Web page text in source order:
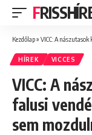
Kezdőlap» VICC: A
HÍREK VICCES
VICC: A
falusi
sem